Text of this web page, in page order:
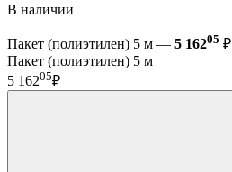
В наличии
Пакет (полиэтилен) 5 м — 5 16205 ₽
Пакет (полиэтилен) 5 м
5 16205₽